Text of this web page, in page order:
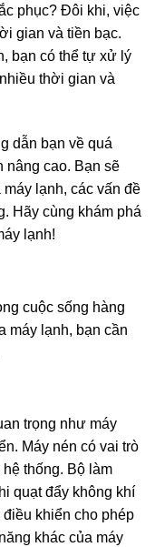
phục? Đôi khi, việc
gian và tiền bạc.
bạn có thể tự xử lý
thời gian và
dẫn bạn về quá
nâng cao. Bạn sẽ
lạnh, các vấn đề
Hãy cùng khám phá
lạnh!
cuộc sống hàng
máy lạnh, bạn cần
trọng như máy
Máy nén có vai trò
thống. Bộ làm
quạt đẩy không khí
điều khiển cho phép
khác của máy